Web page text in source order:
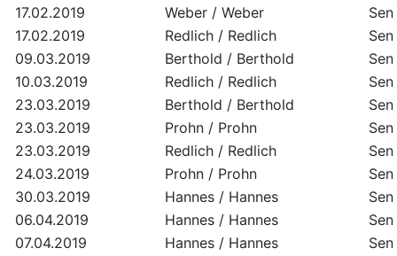
17.02.2019
Weber / Weber
17.02.2019
Redlich / Redlich
09.03.2019
Berthold / Berthold
10.03.2019
Redlich / Redlich
23.03.2019
Berthold / Berthold
23.03.2019
Prohn / Prohn
23.03.2019
Redlich / Redlich
24.03.2019
Prohn / Prohn
30.03.2019
Hannes / Hannes
06.04.2019
Hannes / Hannes
07.04.2019
Hannes / Hannes